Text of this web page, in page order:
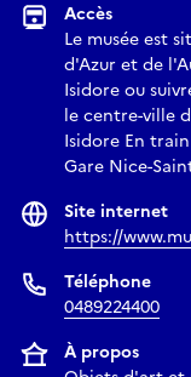
Accès
Le musée est
d'Azur et de
Isidore ou
le centre-ville
Isidore En
Gare Nice-
Site internet
https://
Téléphone
0489224400
À propos